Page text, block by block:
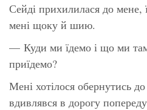
Сейді прихилилася до мене,
мені щоку й шию.
— Куди ми їдемо і що ми
приїдемо?
Мені хотілося обернутись
вдивлявся в дорогу